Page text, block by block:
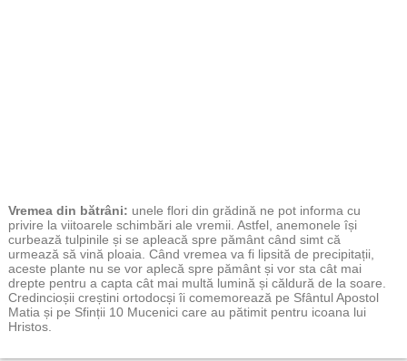
Vremea din bătrâni: unele flori din grădină ne pot informa cu
privire la viitoarele schimbări ale vremii. Astfel, anemonele își
curbează tulpinile și se apleacă spre pământ când simt că
urmează să vină ploaia. Când vremea va fi lipsită de precipitații,
aceste plante nu se vor aplecă spre pământ și vor sta cât mai
drepte pentru a capta cât mai multă lumină și căldură de la soare.
Credincioșii creștini ortodocși îi comemorează pe Sfântul Apostol
Matia și pe Sfinții 10 Mucenici care au pătimit pentru icoana lui
Hristos.